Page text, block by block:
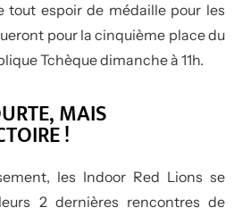
tout espoir de médaille pour les
pour la cinquième place du
Tchèque dimanche à 11h.
MAIS
!
les Indoor Red Lions se
2 dernières rencontres de